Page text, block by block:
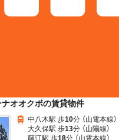
オオクボの賃貸物件
中八木駅 歩10分 （山電本線）
大久保駅 歩13分 （山陽線）
藤江駅 歩18分 （山電本線）